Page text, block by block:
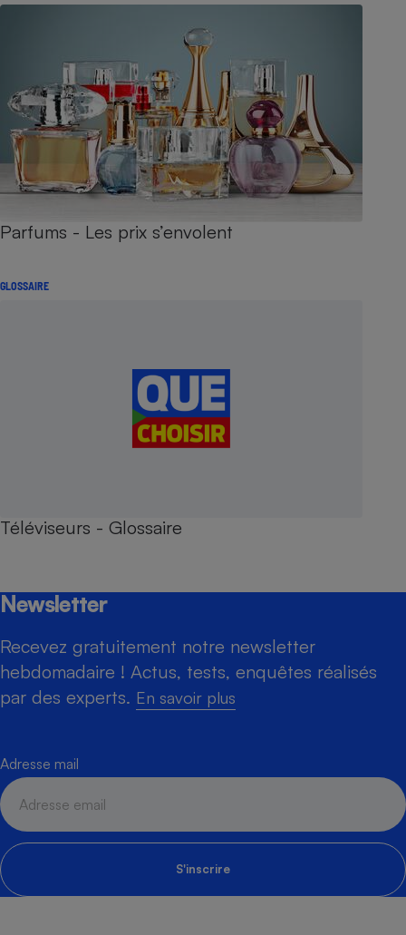
Parfums - Les prix s’envolent
GLOSSAIRE
Téléviseurs - Glossaire
Newsletter
Recevez gratuitement notre newsletter
hebdomadaire ! Actus, tests, enquêtes réalisés
par des experts. En savoir plus
Adresse mail
S'inscrire